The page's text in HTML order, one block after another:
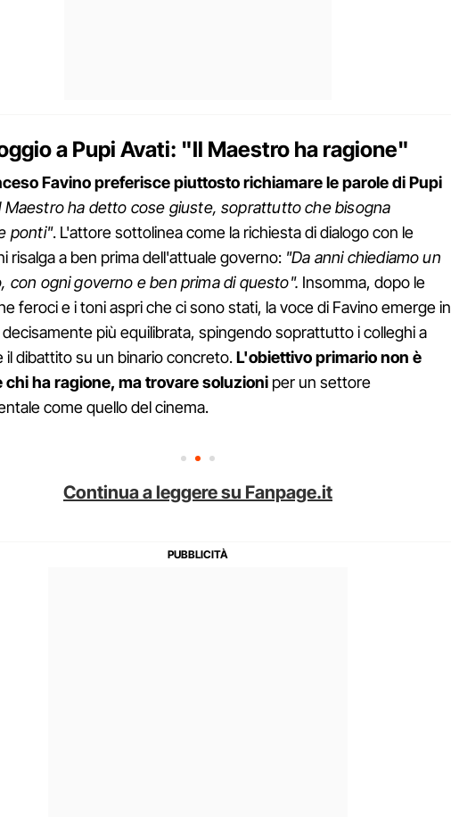
a Pupi Avati: "Il Maestro ha ragione"
Favino preferisce piuttosto richiamare le parole di Pupi
Maestro ha detto cose giuste, soprattutto che bisogna
ponti". L'attore sottolinea come la richiesta di dialogo con le
risalga a ben prima dell'attuale governo: "Da anni chiediamo un
con ogni governo e ben prima di questo". Insomma, dopo le
feroci e i toni aspri che ci sono stati, la voce di Favino emerge in
decisamente più equilibrata, spingendo soprattutto i colleghi a
il dibattito su un binario concreto.L'obiettivo primario non è
chi ha ragione, ma trovare soluzioni per un settore
come quello del cinema.
Continua a leggere su Fanpage.it